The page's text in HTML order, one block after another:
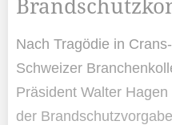
Nach Tragödie in
Schweizer
Präsident Walter
der